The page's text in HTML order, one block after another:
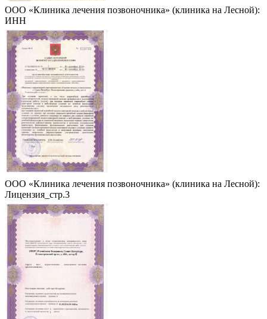
ООО «Клиника лечения позвоночника» (клиника на Лесной):
ИНН
ООО «Клиника лечения позвоночника» (клиника на Лесной):
Лицензия_стр.3